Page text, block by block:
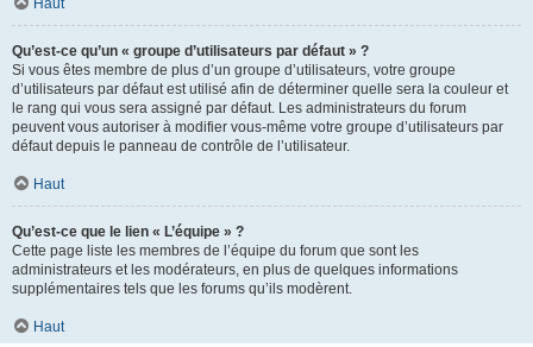
Haut
Qu’est-ce qu’un « groupe d’utilisateurs par défaut » ?
Si vous êtes membre de plus d’un groupe d’utilisateurs, votre groupe
d’utilisateurs par défaut est utilisé afin de déterminer quelle sera la couleur et
le rang qui vous sera assigné par défaut. Les administrateurs du forum
peuvent vous autoriser à modifier vous-même votre groupe d’utilisateurs par
défaut depuis le panneau de contrôle de l’utilisateur.
Haut
Qu’est-ce que le lien « L’équipe » ?
Cette page liste les membres de l’équipe du forum que sont les
administrateurs et les modérateurs, en plus de quelques informations
supplémentaires tels que les forums qu’ils modèrent.
Haut